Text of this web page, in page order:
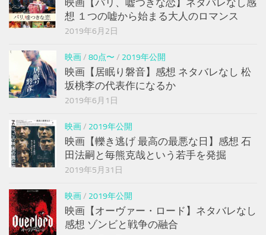
映画【パリ、嘘つきな恋】ネタバレなし感
想 １つの嘘から始まる大人のロマンス
2019年6月2日
映画/ 80点〜 / 2019年公開
映画【居眠り磐音】感想 ネタバレなし 松
坂桃李の代表作になるか
2019年6月1日
映画/ 2019年公開
映画【轢き逃げ 最高の最悪な日】感想 石
田法嗣と毎熊克哉という若手を発掘
2019年5月31日
映画/ 2019年公開
映画【オーヴァー・ロード】ネタバレなし
感想 ゾンビと戦争の融合